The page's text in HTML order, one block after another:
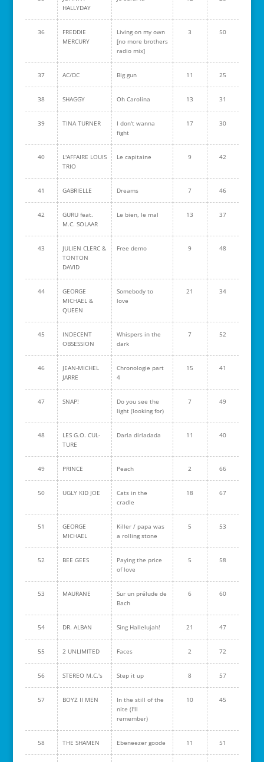
HALLYDAY
36
FREDDIE
MERCURY
Living on my own
[no more brothers
radio mix]
3 50
37 AC/DC Big gun 11 25
38 SHAGGY Oh Carolina 13 31
39 TINA TURNER
I don't wanna
fight
17 30
40
L'AFFAIRE LOUIS
TRIO
Le capitaine 9 42
41 GABRIELLE Dreams 7 46
42
GURU feat.
M.C. SOLAAR
Le bien, le mal 13 37
43
JULIEN CLERC &
TONTON
DAVID
Free demo 9 48
44
GEORGE
MICHAEL &
QUEEN
Somebody to
love
21 34
45
INDECENT
OBSESSION
Whispers in the
dark
7 52
46
JEAN-MICHEL
JARRE
Chronologie part
4
15 41
47 SNAP!
Do you see the
light (looking for)
7 49
48
LES G.O. CUL-
TURE
Darla dirladada 11 40
49 PRINCE Peach 2 66
50 UGLY KID JOE
Cats in the
cradle
18 67
51
GEORGE
MICHAEL
Killer / papa was
a rolling stone
5 53
52 BEE GEES
Paying the price
of love
5 58
53 MAURANE
Sur un prélude de
Bach
6 60
54 DR. ALBAN Sing Hallelujah! 21 47
55 2 UNLIMITED Faces 2 72
56 STEREO M.C.'s Step it up 8 57
57 BOYZ II MEN
In the still of the
nite (I'll
remember)
10 45
58 THE SHAMEN Ebeneezer goode 11 51